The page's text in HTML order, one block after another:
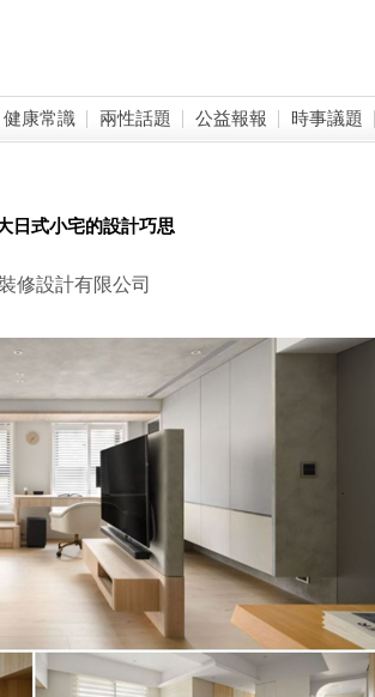
健康常識 兩性話題 公益報報 時事議題
日式小宅的設計巧思
修設計有限公司